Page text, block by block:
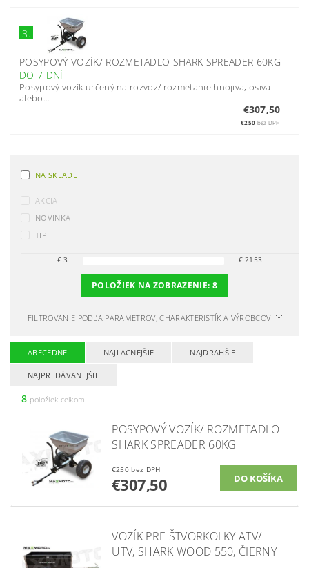
3.
POSYPOVÝ VOZÍK/ ROZMETADLO SHARK SPREADER 60KG–
DO 7 DNÍ
Posypový vozík určený na rozvoz/ rozmetanie hnojiva, osiva
alebo...
€307,50
€250 bez DPH
NA SKLADE
AKCIA
NOVINKA
TIP
€3 €2153
POLOŽIEK NA ZOBRAZENIE: 8
FILTROVANIE PODĽA PARAMETROV, CHARAKTERISTÍK A VÝROBCOV
ABECEDNE NAJLACNEJŠIE NAJDRAHŠIE
NAJPREDÁVANEJŠIE
8 položiek celkom
POSYPOVÝ VOZÍK/ ROZMETADLO
SHARK SPREADER 60KG
€250 bez DPH
€307,50
VOZÍK PRE ŠTVORKOLKY ATV/
UTV, SHARK WOOD 550, ČIERNY